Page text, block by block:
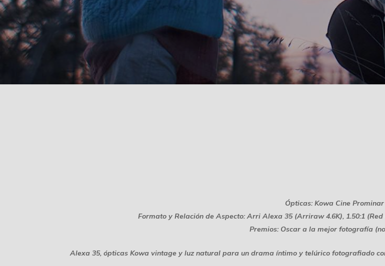
Ópticas: Kowa Cine
Formato y Relación de Aspecto: Arri Alexa 35 (Arriraw 4.6K), 1.50:1
Premios: Oscar a la mejor fotografía
Alexa 35, ópticas Kowa vintage y luz natural para un drama íntimo y telúrico fotografiado